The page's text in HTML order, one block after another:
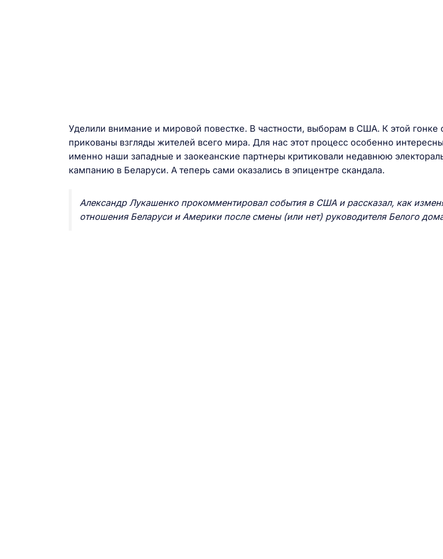
Уделили внимание и мировой повестке. В частности, выборам в США. К этой гонке
прикованы взгляды жителей всего мира. Для нас этот процесс особенно
именно наши западные и заокеанские партнеры критиковали недавнюю
кампанию в Беларуси. А теперь сами оказались в эпицентре скандала.
Александр Лукашенко прокомментировал события в США и рассказал, как
отношения Беларуси и Америки после смены (или нет) руководителя Белого